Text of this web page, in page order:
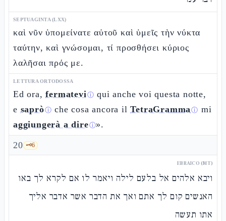
SEPTUAGINTA (LXX)
καὶ νῦν ὑπομείνατε αὐτοῦ καὶ ὑμεῖς τὴν νύκτα
ταύτην, καὶ γνώσομαι, τί προσθήσει κύριος
λαλῆσαι πρός με.
LETTURA ORTODOSSA
Ed ora,fermateviⓘ qui anche voi questa notte,
e sapròⓘ che cosa ancora ilTetraGrammaⓘ mi
aggiungerà a direⓘ».
20 🗝️6
EBRAICO (MT)
ויבא אלהים אל בלעם לילה ויאמר לו אם לקרא לך באו
האנשים קום לך אתם ואך את הדבר אשר אדבר אליך
אתו תעשה